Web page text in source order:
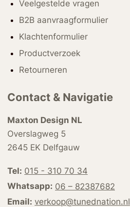
Veelgestelde vragen
B2B aanvraagformulier
Klachtenformulier
Productverzoek
Retourneren
Contact & Navigatie
Maxton Design NL
Overslagweg 5
2645 EK Delfgauw
Tel: 015 - 310 70 34
Whatsapp: 06 – 82387682
Email: verkoop@tunednation.nl